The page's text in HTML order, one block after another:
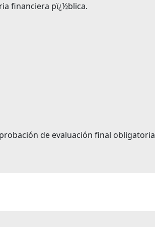
financiera pï¿½blica.
de evaluación final obligatoria